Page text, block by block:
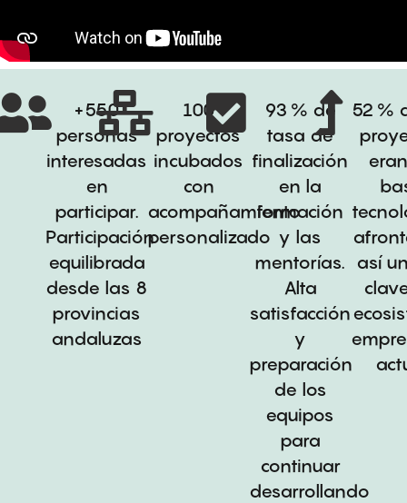
+550
personas
interesadas
en
participar.
Participación
equilibrada
desde las 8
provincias
andaluzas
100
proyectos
incubados
con
acompañamiento
personalizado
93 % de
tasa de
finalización
en la
formación
y las
mentorías.
Alta
satisfacción
y
preparación
de los
equipos
para
continuar
desarrollando
52 %
así